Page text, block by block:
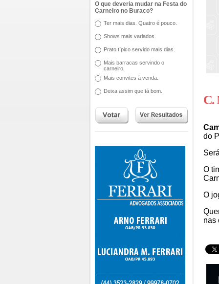
O que deveria mudar na Festa do
Carneiro no Buraco?
Ter mais dias. Quatro é pouco.
Shows mais variados.
Prato típico servido mais dias.
Mais barracas servindo o
carneiro.
Mais convites à venda.
Deixa assim que tá bom.
C.
do
O
O
nas